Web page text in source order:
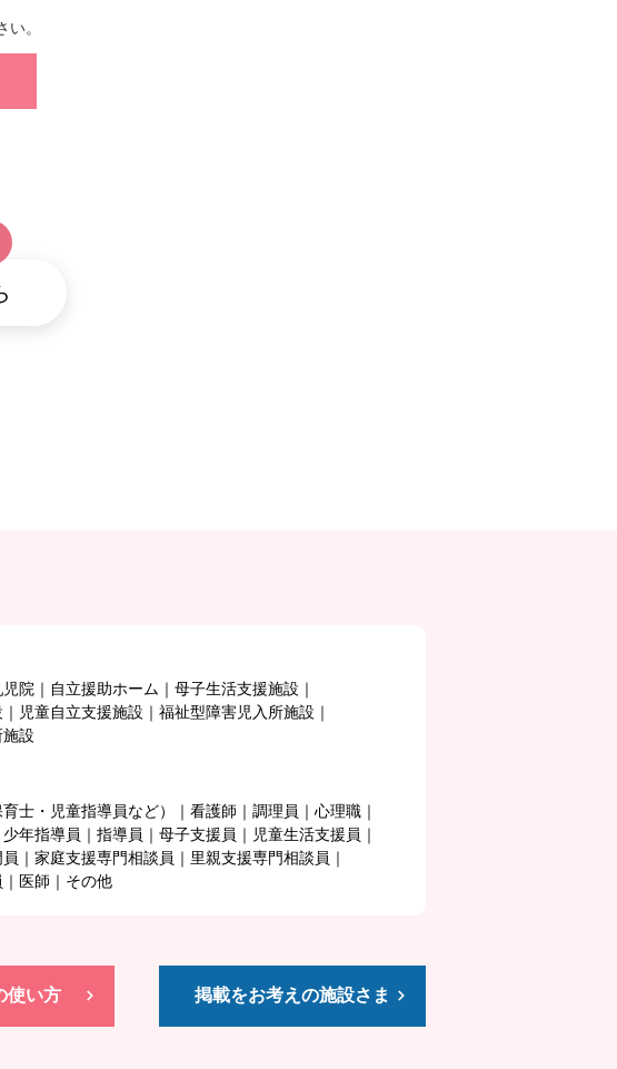
。
児院 自立援助ホーム
母子生活支援施設
児童自立支援施設
福祉型障害児入所施設
設
士・児童指導員など）
看護師 調理員
心理職
少年指導員 指導員 母子支援員
児童生活支援員
家庭支援専門相談員
里親支援専門相談員
医師 その他
使い方 掲載をお考えの施設さま